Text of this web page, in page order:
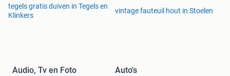
tegels gratis duiven in Tegels en
Klinkers
vintage fauteuil hout in Stoelen
Audio, Tv en Foto Auto's